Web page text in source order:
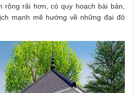
rộng rãi hơn, có quy hoạch bài bản,
mạnh mẽ hướng về những đại đô